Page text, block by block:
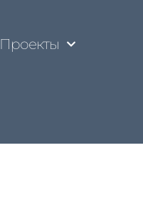
Проекты